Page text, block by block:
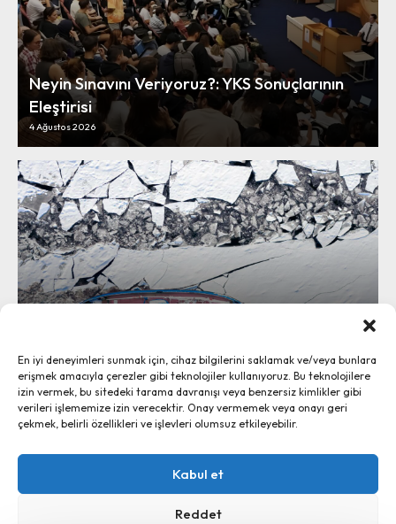
En iyi deneyimleri sunmak için, cihaz bilgilerini saklamak ve/veya bunlara
erişmek amacıyla çerezler gibi teknolojiler kullanıyoruz. Bu teknolojilere
izin vermek, bu sitedeki tarama davranışı veya benzersiz kimlikler gibi
verileri işlememize izin verecektir. Onay vermemek veya onayı geri
çekmek, belirli özellikleri ve işlevleri olumsuz etkileyebilir.
Kabul et
Reddet
Neyin Sınavını Veriyoruz?: YKS Sonuçlarının
Eleştirisi
4 Ağustos 2026
ve Solda “Beleş Gol” Merakı
3 Ağustos 2026